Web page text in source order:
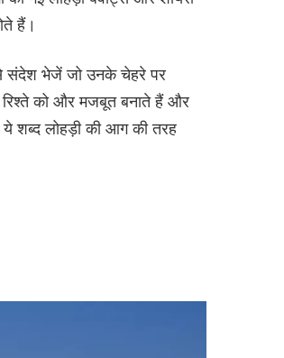
हैं।
संदेश भेजें जो उनके चेहरे पर
रिश्ते को और मजबूत बनाते हैं और
शब्द लोहड़ी की आग की तरह